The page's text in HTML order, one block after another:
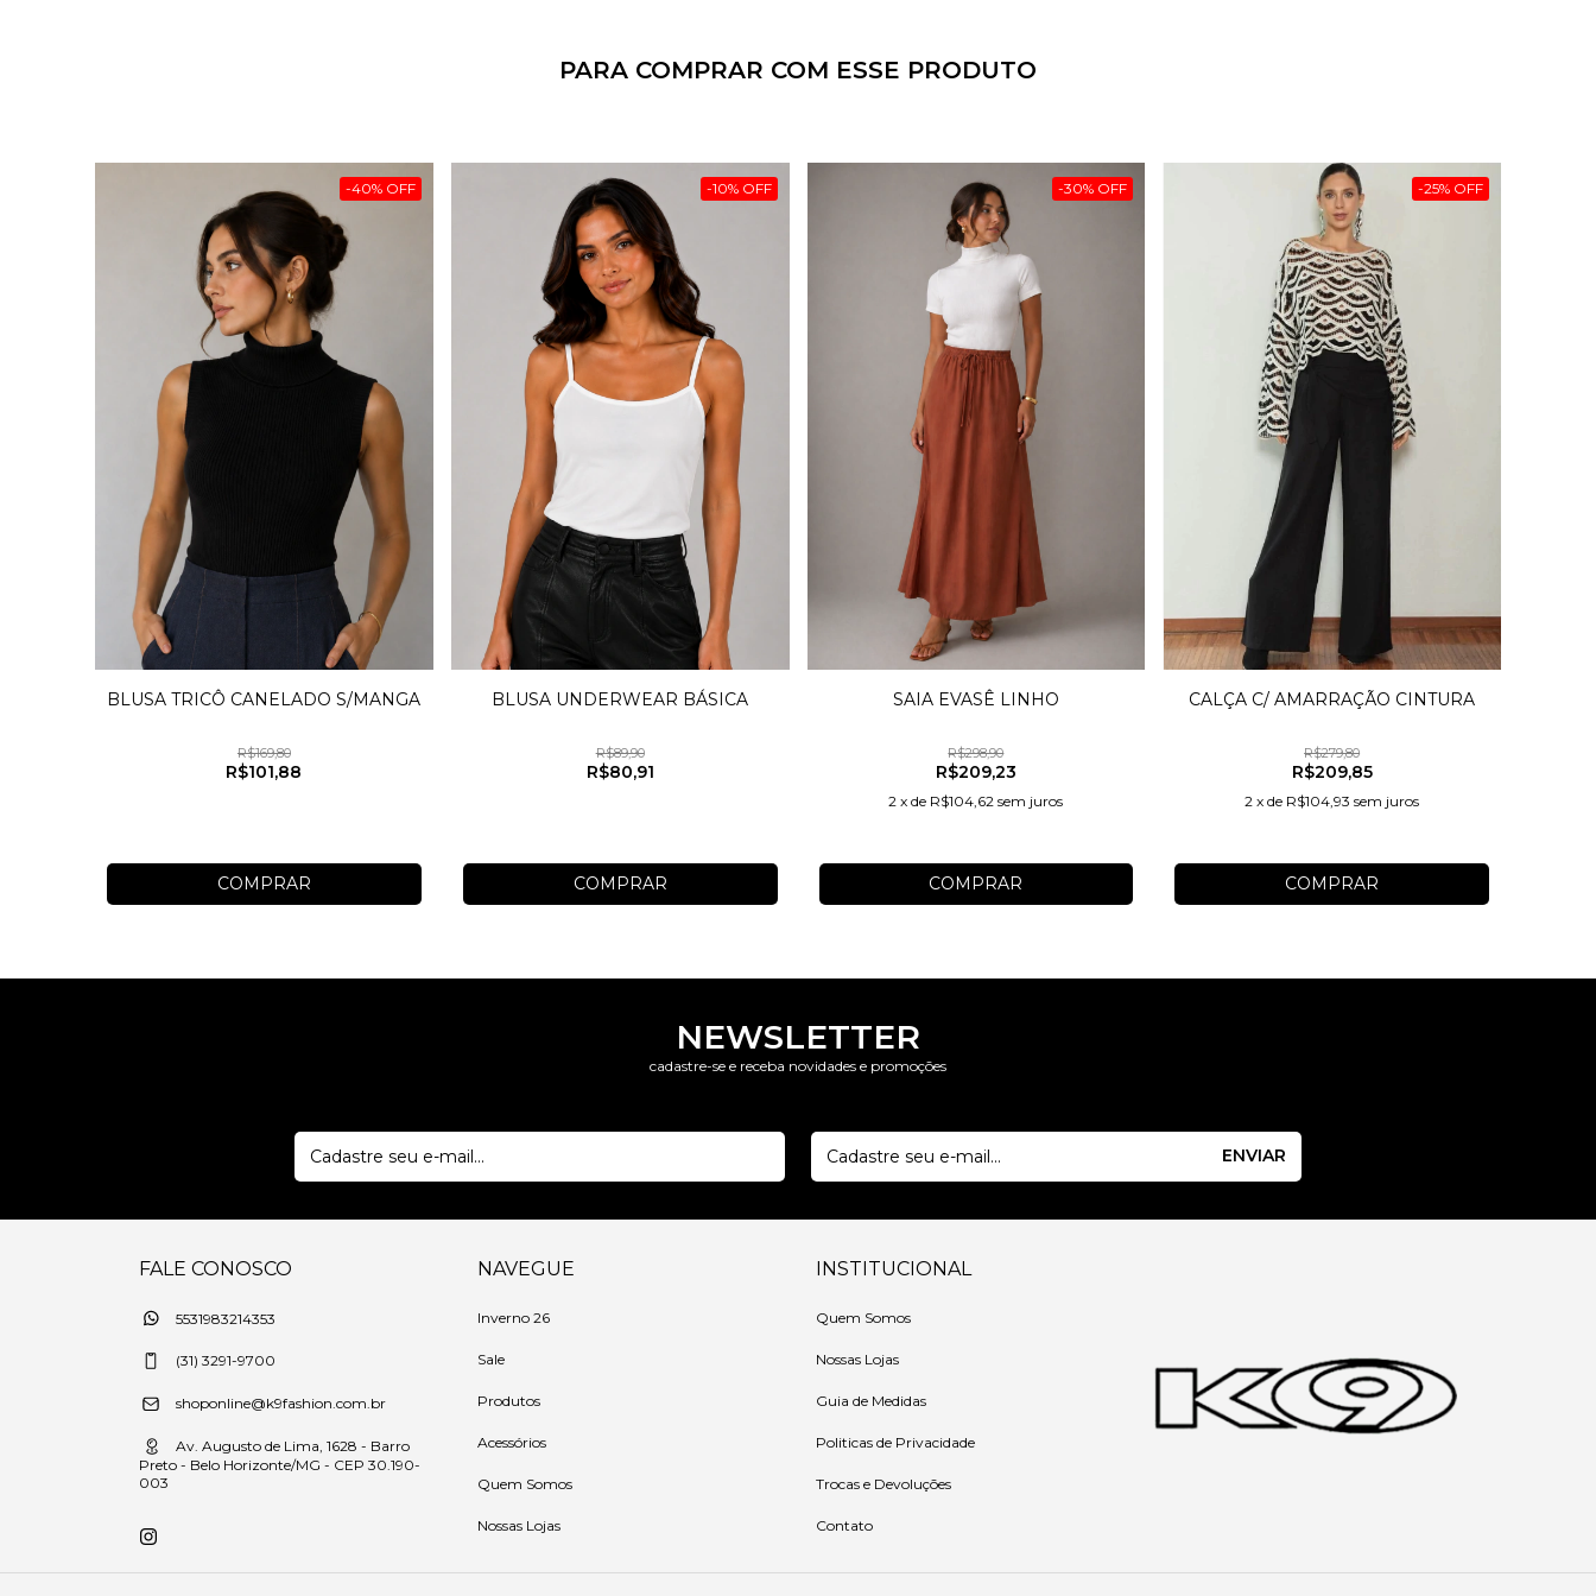
PARA COMPRAR COM ESSE PRODUTO
-40% OFF
BLUSA TRICÔ CANELADO S/MANGA
R$169,80
R$101,88
COMPRAR
-10% OFF
BLUSA UNDERWEAR BÁSICA
R$89,90
R$80,91
COMPRAR
-30% OFF
SAIA EVASÊ LINHO
R$298,90
R$209,23
2 xde R$104,62 sem juros
COMPRAR
-25% OFF
CALÇA C/ AMARRAÇÃO CINTURA
R$279,80
R$209,85
2 xde R$104,93 sem juros
COMPRAR
NEWSLETTER
cadastre-se e receba novidades e promoções
FALE CONOSCO
5531983214353
(31) 3291-9700
shoponline@k9fashion.com.br
Av. Augusto de Lima, 1628 - Barro
Preto - Belo Horizonte/MG - CEP 30.190-
003
NAVEGUE
Inverno 26
Sale
Produtos
Acessórios
Quem Somos
Nossas Lojas
INSTITUCIONAL
Quem Somos
Nossas Lojas
Guia de Medidas
Politicas de Privacidade
Trocas e Devoluções
Contato